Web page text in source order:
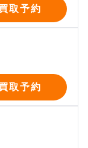
取予約
取予約